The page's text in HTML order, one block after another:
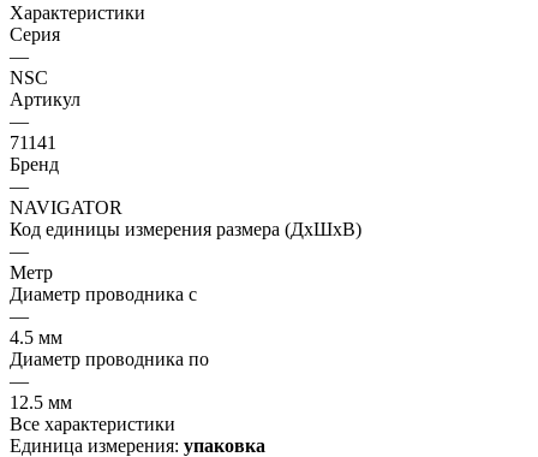
Характеристики
Серия
—
NSC
Артикул
—
71141
Бренд
—
NAVIGATOR
Код единицы измерения размера (ДхШхВ)
—
Метр
Диаметр проводника с
—
4.5 мм
Диаметр проводника по
—
12.5 мм
Все характеристики
Единица измерения: упаковка